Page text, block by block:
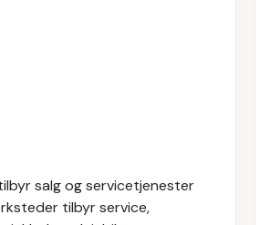
salg og servicetjenester
tilbyr service,